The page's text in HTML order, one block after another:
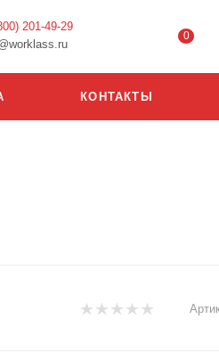
201-49-29
0
КОНТАКТЫ